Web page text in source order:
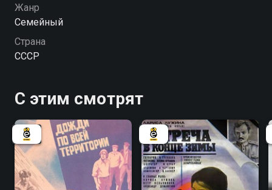
и большинство ребят. Настя не поняла, почему ей
нельзя дружить с мальчиком, Зуев устыдился. Не
готовый отстаивать свои чувства по-взрослому и не
подумав о Насте, пацан выбрал самый простой
Жанр
Семейный
Страна
СССР
С этим смотрят